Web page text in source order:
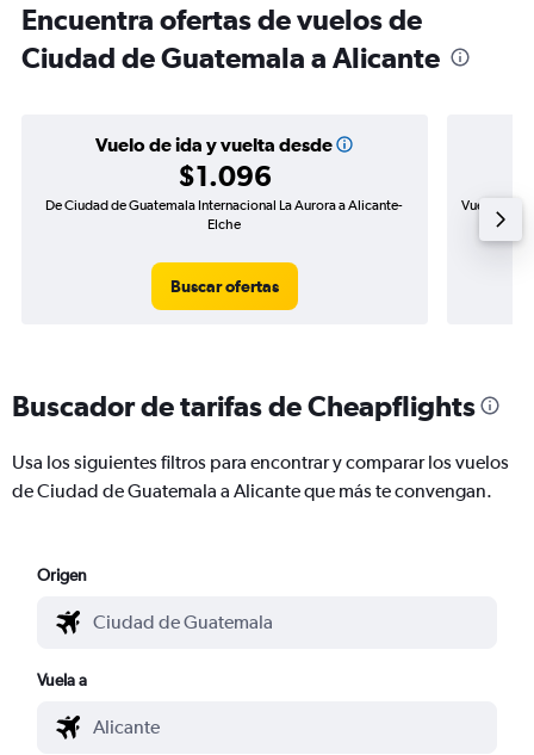
Encuentra ofertas de vuelos de
Ciudad de Guatemala a Alicante
Vuelo de ida y vuelta desde
$1.096
De Ciudad de Guatemala Internacional La Aurora a Alicante-
Elche
Buscar ofertas
Vuelo de
Buscador de tarifas de Cheapflights
Usa los siguientes filtros para encontrar y comparar los vuelos
de Ciudad de Guatemala a Alicante que más te convengan.
Origen
Vuela a